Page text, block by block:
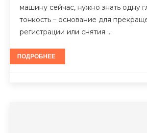
машину сейчас, нужно знать одну
тонкость – основание для
регистрации или снятия …
ПОДРОБНЕЕ